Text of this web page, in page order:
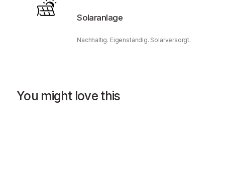
Solaranlage
Nachhaltig. Eigenständig. Solarversorgt.
You might love this